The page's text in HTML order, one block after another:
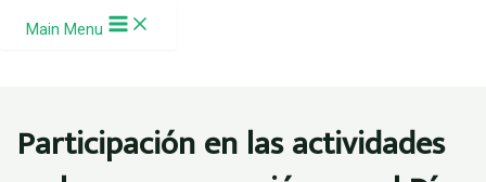
Ir al contenido
Main Menu
Participación en las actividades